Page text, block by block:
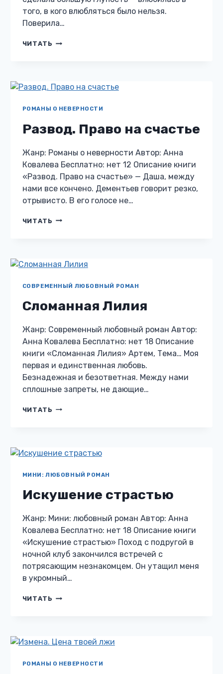
того, в кого влюбляться было нельзя.
Поверила…
ЧИТАТЬ ПАРИ
РОМАНЫ О НЕВЕРНОСТИ
Развод. Право на счастье
Жанр: Романы о неверности Автор: Анна
Ковалева Бесплатно: нет 12 Описание книги
«Развод. Право на счастье» — Даша, между
нами все кончено. Дементьев говорит резко,
отрывисто. В его голосе не…
ЧИТАТЬ РАЗВОД.
СОВРЕМЕННЫЙ ЛЮБОВНЫЙ РОМАН
Сломанная Лилия
Жанр: Современный любовный роман Автор:
Анна Ковалева Бесплатно: нет 18 Описание
книги «Сломанная Лилия» Артем, Тема… Моя
первая и единственная любовь.
Безнадежная и безответная. Между нами
сплошные запреты, не дающие…
ЧИТАТЬ СЛОМАННАЯ
МИНИ: ЛЮБОВНЫЙ РОМАН
Искушение страстью
Жанр: Мини: любовный роман Автор: Анна
Ковалева Бесплатно: нет 18 Описание книги
«Искушение страстью» Поход с подругой в
ночной клуб закончился встречей с
потрясающим незнакомцем. Он утащил меня
в укромный…
ЧИТАТЬ ИСКУШЕНИЕ
РОМАНЫ О НЕВЕРНОСТИ